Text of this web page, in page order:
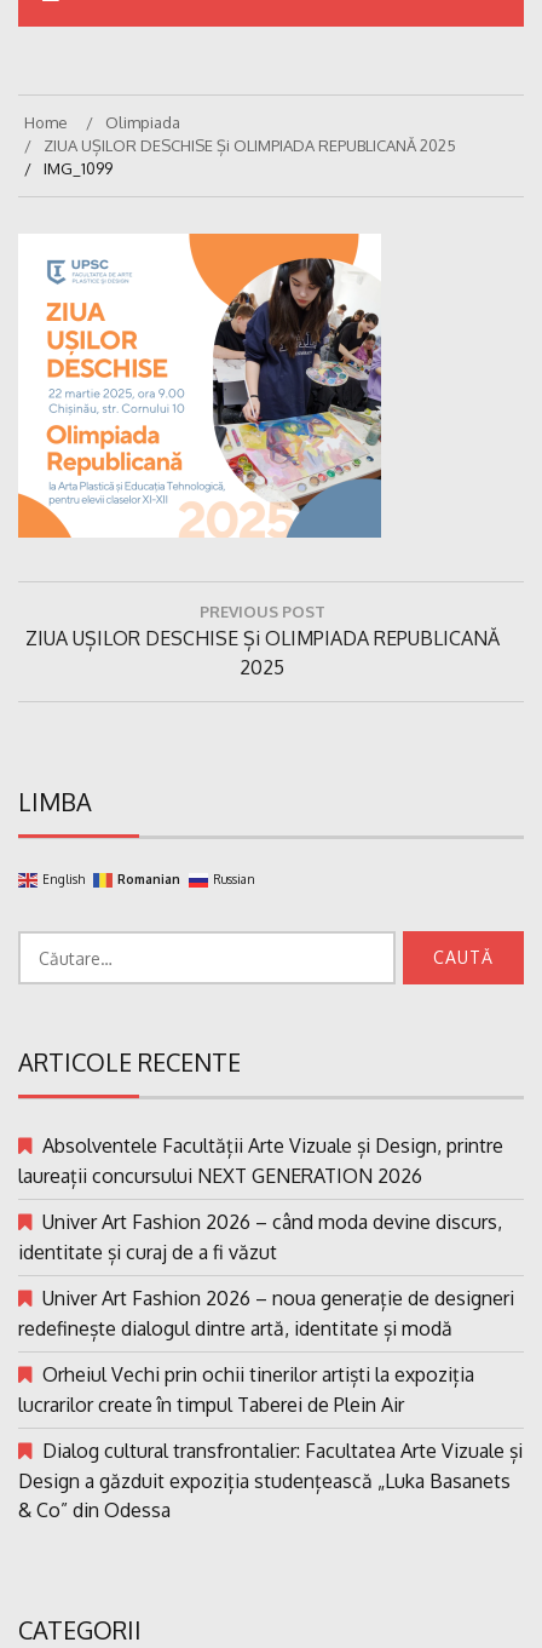
Home
Olimpiada
ZIUA UȘILOR DESCHISE Și OLIMPIADA REPUBLICANĂ 2025
IMG_1099
articole
PREVIOUS POST
Previous
ZIUA UȘILOR DESCHISE Și OLIMPIADA REPUBLICANĂ
2025
LIMBA
English Romanian Russian
ARTICOLE RECENTE
Absolventele Facultății Arte Vizuale și Design, printre
laureații concursului NEXT GENERATION 2026
Univer Art Fashion 2026 – când moda devine discurs,
identitate și curaj de a fi văzut
Univer Art Fashion 2026 – noua generație de designeri
redefinește dialogul dintre artă, identitate și modă
Orheiul Vechi prin ochii tinerilor artiști la expoziția
lucrarilor create în timpul Taberei de Plein Air
Dialog cultural transfrontalier: Facultatea Arte Vizuale și
Design a găzduit expoziția studențească „Luka Basanets
& Co” din Odessa
CATEGORII